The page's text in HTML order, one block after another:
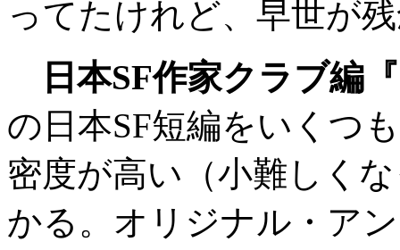
ってたけれど、早世が
日本SF作家クラブ編
の日本SF短編をいくつ
密度が高い（小難しく
かる。オリジナル・ア